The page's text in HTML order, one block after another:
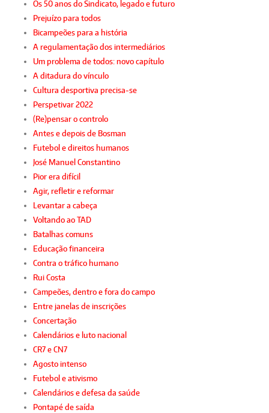
Os 50 anos do Sindicato, legado e futuro
Prejuízo para todos
Bicampeões para a história
A regulamentação dos intermediários
Um problema de todos: novo capítulo
A ditadura do vínculo
Cultura desportiva precisa-se
Perspetivar 2022
(Re)pensar o controlo
Antes e depois de Bosman
Futebol e direitos humanos
José Manuel Constantino
Pior era difícil
Agir, refletir e reformar
Levantar a cabeça
Voltando ao TAD
Batalhas comuns
Educação financeira
Contra o tráfico humano
Rui Costa
Campeões, dentro e fora do campo
Entre janelas de inscrições
Concertação
Calendários e luto nacional
CR7 e CN7
Agosto intenso
Futebol e ativismo
Calendários e defesa da saúde
Pontapé de saída